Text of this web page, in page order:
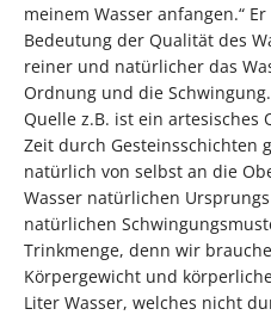
meinem Wasser anfangen.“
Bedeutung der Qualität des
reiner und natürlicher das
Ordnung und die
Quelle z.B. ist ein artesisches
Zeit durch Gesteinsschichten
natürlich von selbst an die
Wasser natürlichen
natürlichen
Trinkmenge, denn wir
Körpergewicht und
Liter Wasser, welches nicht